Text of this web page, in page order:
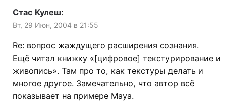
Стас Кулеш:
Вт, 29 Июн, 2004 в 21:55
Re: вопрос жаждущего расширения сознания.
Ещё читал книжку «[цифровое] текстурирование и
живопись». Там про то, как текстуры делать и
многое другое. Замечательно, что автор всё
показывает на примере Maya.